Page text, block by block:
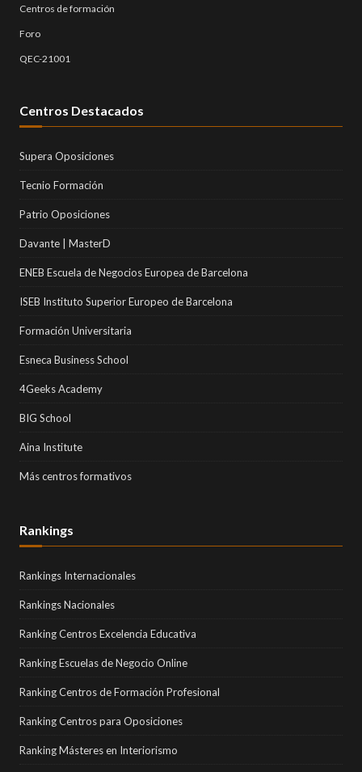
Centros de formación
Foro
QEC-21001
Centros Destacados
Supera Oposiciones
Tecnio Formación
Patrio Oposiciones
Davante | MasterD
ENEB Escuela de Negocios Europea de Barcelona
ISEB Instituto Superior Europeo de Barcelona
Formación Universitaria
Esneca Business School
4Geeks Academy
BIG School
Aina Institute
Más centros formativos
Rankings
Rankings Internacionales
Rankings Nacionales
Ranking Centros Excelencia Educativa
Ranking Escuelas de Negocio Online
Ranking Centros de Formación Profesional
Ranking Centros para Oposiciones
Ranking Másteres en Interiorismo